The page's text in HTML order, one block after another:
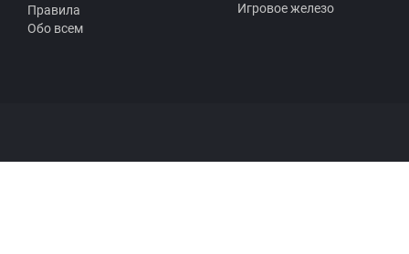
Правила
Обо всем
Игровое железо